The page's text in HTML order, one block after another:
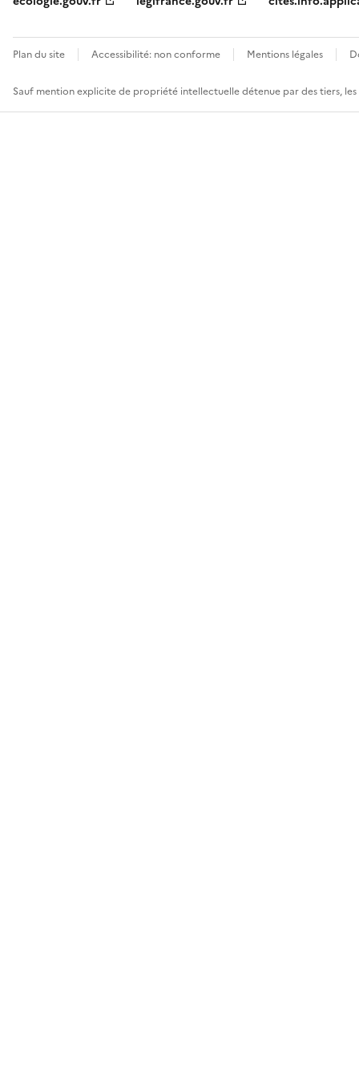
Plan du site Accessibilité: non conforme Mentions légales
Sauf mention explicite de propriété intellectuelle détenue par des tiers,